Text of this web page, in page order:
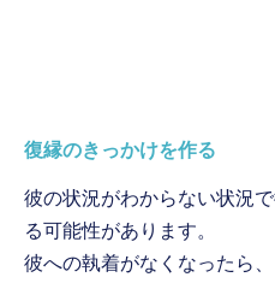
復縁のきっかけを作る
彼の状況がわからない状況
る可能性があります。
彼への執着がなくなったら